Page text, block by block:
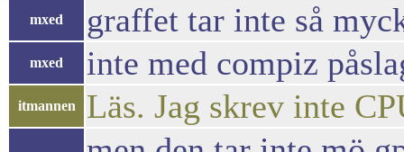
mxed graffet tar inte så
mxed inte med compiz
itmannen Läs. Jag skrev inte